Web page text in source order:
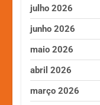
julho 2026
junho 2026
maio 2026
abril 2026
março 2026